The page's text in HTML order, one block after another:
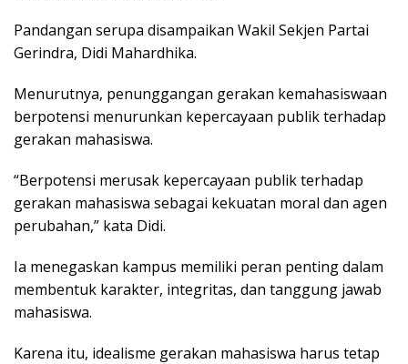
Pandangan serupa disampaikan Wakil Sekjen Partai
Gerindra, Didi Mahardhika.
Menurutnya, penunggangan gerakan kemahasiswaan
berpotensi menurunkan kepercayaan publik terhadap
gerakan mahasiswa.
“Berpotensi merusak kepercayaan publik terhadap
gerakan mahasiswa sebagai kekuatan moral dan agen
perubahan,” kata Didi.
Ia menegaskan kampus memiliki peran penting dalam
membentuk karakter, integritas, dan tanggung jawab
mahasiswa.
Karena itu, idealisme gerakan mahasiswa harus tetap